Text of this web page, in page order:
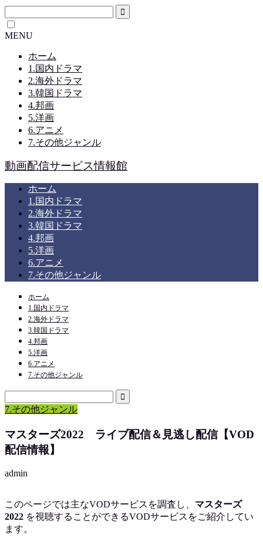
MENU
ホーム
1.国内ドラマ
2.海外ドラマ
3.韓国ドラマ
4.邦画
5.洋画
6.アニメ
7.その他ジャンル
動画配信サービス情報館
ホーム
1.国内ドラマ
2.海外ドラマ
3.韓国ドラマ
4.邦画
5.洋画
6.アニメ
7.その他ジャンル
ホーム
1.国内ドラマ
2.海外ドラマ
3.韓国ドラマ
4.邦画
5.洋画
6.アニメ
7.その他ジャンル
7.その他ジャンル
マスターズ2022 ライブ配信＆見逃し配信【VOD
配信情報】
admin
このページでは主なVODサービスを調査し、 マスターズ
2022 を視聴することができるVODサービスをご紹介してい
ます。